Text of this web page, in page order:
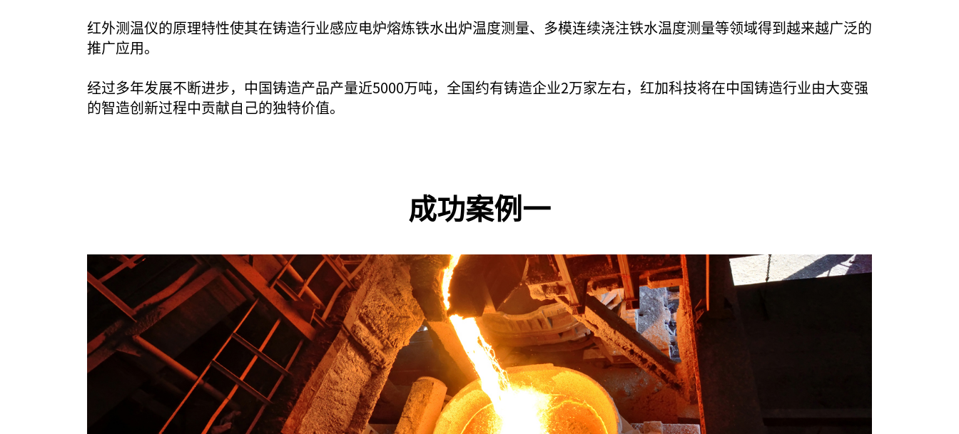
红外测温仪的原理特性使其在铸造行业感应电炉熔炼铁水出炉温度测量、多模连续浇注铁水温度测量等领域得到越来越广泛的
推广应用。
经过多年发展不断进步，中国铸造产品产量近5000万吨，全国约有铸造企业2万家左右，红加科技将在中国铸造行业由大变强
的智造创新过程中贡献自己的独特价值。
成功案例一